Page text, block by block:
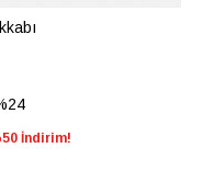
İndirim!